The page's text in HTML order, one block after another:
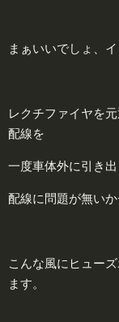
まぁいいでしょ、
レクチファイヤを
配線を
一度車体外に引き
配線に問題が無いか
こんな風にヒュー
ます。